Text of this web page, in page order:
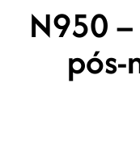
N950